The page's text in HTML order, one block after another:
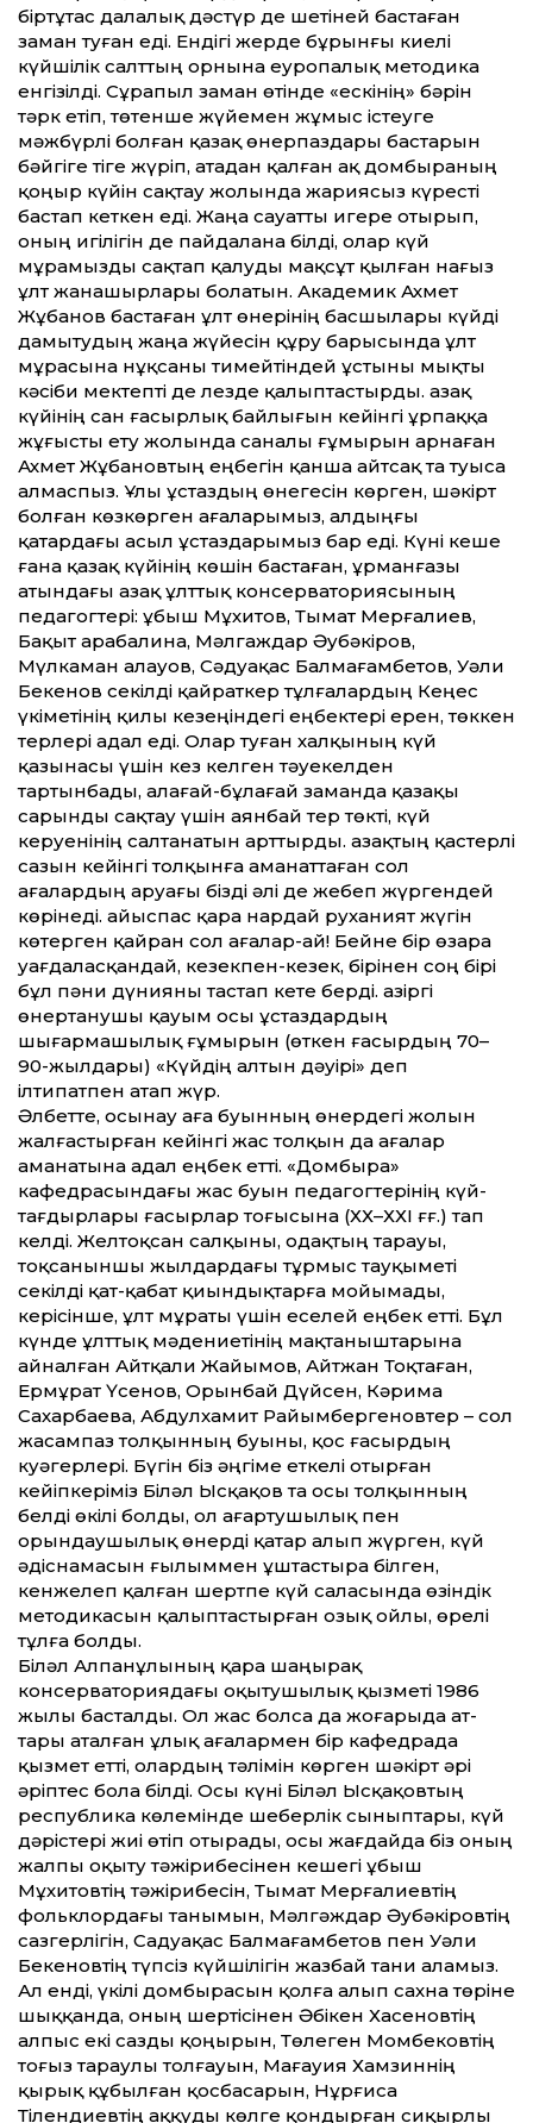
біртұтас далалық дәстүр де шетіней бастаған
заман туған еді. Ендігі жерде бұрынғы киелі
күйшілік салт­тың орнына еуропалық методика
енгізілді. Сұрапыл заман өтінде «ескінің» бәрін
тәрк етіп, төтенше жүйемен жұмыс істеуге
мәжбүрлі болған қазақ өнерпаздары бастарын
бәйгіге тіге жүріп, атадан қалған ақ домбыраның
қоңыр күйін сақтау жолында жариясыз күресті
бастап кеткен еді. Жаңа сауат­ты игере отырып,
оның игілігін де пайдалана білді, олар күй
мұрамызды сақтап қалуды мақсұт қылған нағыз
ұлт жанашырлары болатын. Академик Ахмет
Жұбанов бастаған ұлт өнерінің басшылары күйді
дамытудың жаңа жүйесін құру барысында ұлт
мұрасына нұқсаны тимейтіндей ұстыны мықты
кәсіби мектепті де лезде қалыптастырды. Қазақ
күйінің сан ғасырлық байлығын ке­йінгі ұрпаққа
жұғысты ету жолында саналы ғұмырын арнаған
Ахмет Жұбановтың еңбегін қанша айтсақ та туыса
алмаспыз. Ұлы ұстаздың өнегесін көрген, шәкірт
болған көзкөрген ағаларымыз, алдыңғы
қатардағы асыл ұстаздарымыз бар еді. Күні кеше
ғана қазақ күйінің көшін бастаған, Құрманғазы
атындағы Қазақ ұлт­тық консерваториясының
педагогтері: Құбыш Мұхитов, Тымат Мерғалиев,
Бақыт Қарабалина, Мәлгаждар Әубәкіров,
Мүлкаман Қалауов, Сәдуақас Балмағамбетов, Уәли
Бекенов секілді қайраткер тұлғалардың Кеңес
үкіметінің қилы кезеңіндегі еңбектері ерен, төккен
терлері адал еді. Олар туған халқының күй
қазынасы үшін кез келген тәуекелден
тартынбады, алаға­й-бұлаға­й заманда қазақы
сарынды сақтау үшін аянбай тер төкті, күй
керуенінің салтанатын арт­тырды. Қазақтың қастерлі
сазын ке­йінгі толқынға аманат­таған сол
ағалардың аруағы бізді әлі де жебеп жүргендей
көрінеді. Қайыспас қара нардай руханият жүгін
көтерген қайран сол ағалар-ай! Бейне бір өзара
уағдаласқандай, кезекпен-кезек, бірінен соң бірі
бұл пәни дүнияны тастап кете берді. Қазіргі
өнертанушы қауым осы ұстаздардың
шығармашылық ғұмырын (өткен ғасырдың 70–
90-жылдары) «Күйдің алтын дәуірі» деп
ілтипатпен атап жүр.
Әлбет­те, осынау аға буынның өнердегі жолын
жалғастырған ке­йінгі жас толқын да ағалар
аманатына адал еңбек ет­ті. «Домбыра»
кафедрасындағы жас буын педагогтерінің күй-
тағдырлары ғасырлар тоғысына (ХХ–ХХІ ғғ.) тап
келді. Желтоқсан салқыны, одақтың тарауы,
тоқсаныншы жылдардағы тұрмыс тауқыметі
секілді қат-қабат қиындықтарға мойымады,
керісінше, ұлт мұраты үшін еселей еңбек ет­ті. Бұл
күнде ұлт­тық мәдениетінің мақтаныштарына
айналған Айт­қали Жайымов, Айтжан Тоқтаған,
Ермұрат Үсенов, Орынбай Дүйсен, Кәрима
Сахарбаева, Абдулхамит Райымбергеновтер – сол
жасампаз толқынның буыны, қос ғасырдың
куәгерлері. Бүгін біз әңгіме еткелі отырған
кейіпкеріміз Біләл Ысқақов та осы толқынның
белді өкілі болды, ол ағартушылық пен
орындаушылық өнерді қатар алып жүрген, күй
әдіснамасын ғылыммен ұштастыра білген,
кенжелеп қалған шертпе күй саласында өзіндік
методикасын қалыптастырған озық ойлы, өрелі
тұлға болды.
Біләл Алпанұлының қара шаңырақ
консерваториядағы оқытушылық қызметі 1986
жылы басталды. Ол жас болса да жоғарыда ат­
тары аталған ұлық ағалармен бір кафедрада
қызмет ет­ті, олардың тәлімін көрген шәкірт әрі
әріптес бола білді. Осы күні Біләл Ысқақовтың
республика көлемінде шеберлік сыныптары, күй
дәрістері жиі өтіп отырады, осы жағдайда біз оның
жалпы оқыту тәжірибесінен кешегі Құбыш
Мұхитовтің тәжірибесін, Тымат Мерғалиевтің
фольклордағы танымын, Мәлгәждар Әубәкіровтің
сазгерлігін, Садуақас Балмағамбетов пен Уәли
Бекеновтің түпсіз күйшілігін жазбай тани аламыз.
Ал енді, үкілі домбырасын қолға алып сахна төріне
шыққанда, оның шертісінен Әбікен Хасеновтің
алпыс екі сазды қоңырын, Төлеген Момбековтің
тоғыз тараулы толғауын, Мағауия Хамзиннің
қырық құбылған қосбасарын, Нұрғиса
Тілендиевтің аққуды көлге қондырған сиқырлы